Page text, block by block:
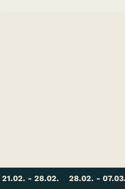
21.02. - 28.02. 28.02. - 07.03.